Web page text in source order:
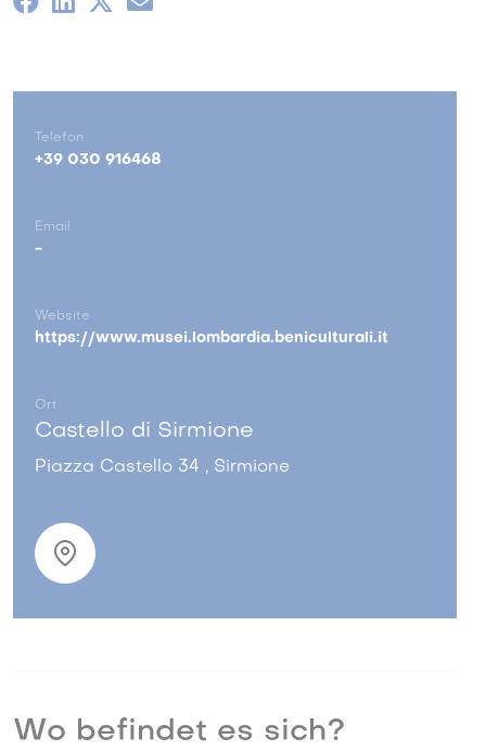
Telefon
+39 030 916468
Email
-
Website
https://www.musei.lombardia.beniculturali.it
Ort
Castello di Sirmione
Piazza Castello 34 , Sirmione
Wo befindet es sich?